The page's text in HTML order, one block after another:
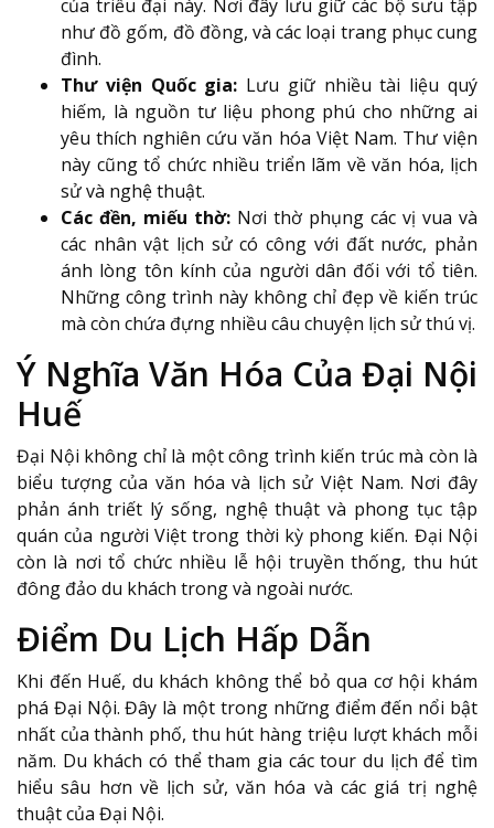
của triều đại này. Nơi đây lưu giữ các bộ sưu tập
như đồ gốm, đồ đồng, và các loại trang phục cung
đình.
Thư viện Quốc gia: Lưu giữ nhiều tài liệu quý
hiếm, là nguồn tư liệu phong phú cho những ai
yêu thích nghiên cứu văn hóa Việt Nam. Thư viện
này cũng tổ chức nhiều triển lãm về văn hóa, lịch
sử và nghệ thuật.
Các đền, miếu thờ: Nơi thờ phụng các vị vua và
các nhân vật lịch sử có công với đất nước, phản
ánh lòng tôn kính của người dân đối với tổ tiên.
Những công trình này không chỉ đẹp về kiến trúc
mà còn chứa đựng nhiều câu chuyện lịch sử thú vị.
Ý Nghĩa Văn Hóa Của Đại Nội
Huế
Đại Nội không chỉ là một công trình kiến trúc mà còn là
biểu tượng của văn hóa và lịch sử Việt Nam. Nơi đây
phản ánh triết lý sống, nghệ thuật và phong tục tập
quán của người Việt trong thời kỳ phong kiến. Đại Nội
còn là nơi tổ chức nhiều lễ hội truyền thống, thu hút
đông đảo du khách trong và ngoài nước.
Điểm Du Lịch Hấp Dẫn
Khi đến Huế, du khách không thể bỏ qua cơ hội khám
phá Đại Nội. Đây là một trong những điểm đến nổi bật
nhất của thành phố, thu hút hàng triệu lượt khách mỗi
năm. Du khách có thể tham gia các tour du lịch để tìm
hiểu sâu hơn về lịch sử, văn hóa và các giá trị nghệ
thuật của Đại Nội.